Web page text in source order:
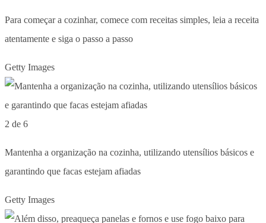
Para começar a cozinhar, comece com receitas simples, leia a receita
atentamente e siga o passo a passo
Getty Images
2 de 6
Mantenha a organização na cozinha, utilizando utensílios básicos e
garantindo que facas estejam afiadas
Getty Images